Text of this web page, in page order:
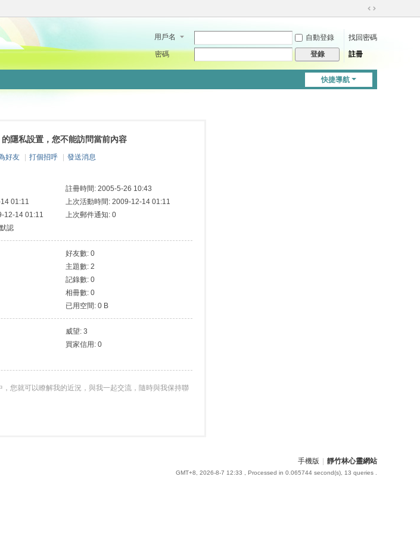
切
到
用戶名 自動登錄
找回密碼
密碼
登錄 註冊
快捷導航
隱私設置，您不能訪問當前內容
好友 打個招呼
發送消息
註冊時間: 2005-5-26 10:43
01:11
上次活動時間: 2009-12-14 01:11
12-14 01:11
上次郵件通知: 0
認
好友數: 0
主題數: 2
記錄數: 0
相冊數: 0
已用空間: 0 B
威望: 3
買家信用: 0
，您就可以瞭解我的近況，與我一起交流，隨時與我保持聯
手機版 靜竹林心靈網站
GMT+8, 2026-8-7 12:33 , Processed in 0.065744 second(s), 13 queries .